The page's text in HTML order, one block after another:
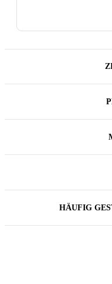
HÄUFIG